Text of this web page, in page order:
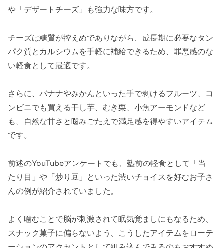
や「デザートチーズ」も強力な味方です。
チーズは糖質が控えめでありながら、成長期に必要なタン
パク質とカルシウムを手軽に補給できるため、罪悪感のな
い軽食として最適です。
さらに、バナナやみかんといった手で剥けるフルーツ、コ
ンビニでも買える干し芋、むき栗、小魚アーモンドなど
も、自然な甘さと噛みごたえで満足感を得やすいアイテム
です。
前述のYouTubeアンケートでも、塾前の軽食として「当
たり目」や「炒り豆」といった渋いチョイスを好むお子さ
んの例が紹介されていました。
よく噛むことで脳が刺激されて眠気覚ましにもなるため、
スナック菓子に偏らないよう、こうしたアイテムをローテ